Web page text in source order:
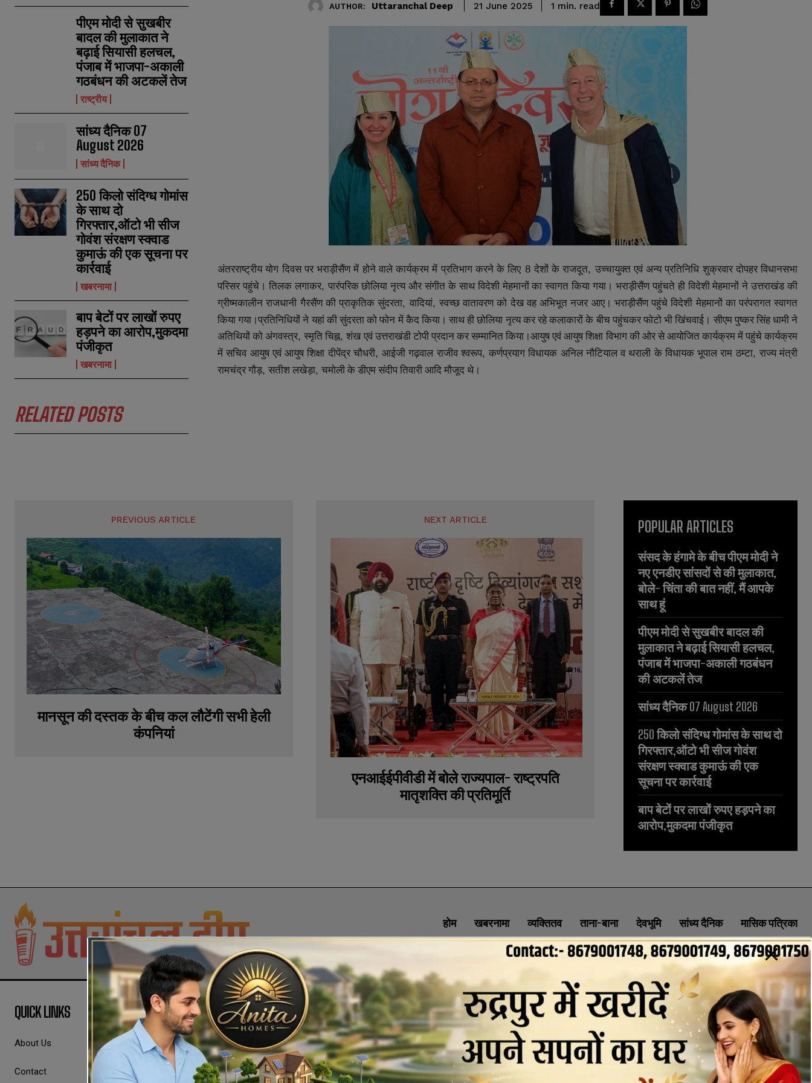
a
m
e
*
E
m
i
lu
m
b
e SUBMIT
a
m
e
*
E
m
i
lu
m
b
e SUBMIT
पीएम मोदी से सुखबीर
बादल की मुलाकात ने
बढ़ाई सियासी हलचल,
पंजाब में भाजपा-अकाली
गठबंधन की अटकलें तेज
राष्ट्रीय
सांध्य दैनिक 07
August 2026
सांध्य दैनिक
250 किलो संदिग्ध गोमांस
के साथ दो
गिरफ्तार,ऑटो भी सीज
गोवंश संरक्षण स्क्वाड
कुमाऊं की एक सूचना पर
कार्रवाई
खबरनामा
बाप बेटों पर लाखों रुपए
हड़पने का आरोप,मुकदमा
पंजीकृत
खबरनामा
RELATED POSTS
AUTHOR: Uttaranchal Deep 21 June 2025 1 min. read
अंतरराष्ट्रीय योग दिवस पर भराड़ीसैंण में होने वाले कार्यक्रम में प्रतिभाग करने के लिए 8 देशों के राजदूत, उच्चायुक्त एवं अन्य प्रतिनिधि शुक्रवार दोपहर विधानसभा
परिसर पहुंचे। तिलक लगाकर, पारंपरिक छोलिया नृत्य और संगीत के साथ विदेशी मेहमानों का स्वागत किया गया। भराड़ीसैंण पहुंचते ही विदेशी मेहमानों ने उत्तराखंड की
ग्रीष्मकालीन राजधानी गैरसैंण की प्राकृतिक सुंदरता, वादियां, स्वच्छ वातावरण को देख वह अभिभूत नजर आए। भराड़ीसैंण पहुंचे विदेशी मेहमानों का परंपरागत स्वागत
कियागया।प्रतिनिधियोंने यहांकीसुंदरताकोफोन मेंकैदकिया। साथहीछोलिया नृत्यकररहेकलाकारोंके बीचपहुंचकरफोटोभीखिंचवाई। सीएमपुष्करसिंहधामीने
अतिथियोंकोअंगवस्त्र,स्मृतिचिह्न,शंखएवंउत्तराखंडीटोपीप्रदानकरसम्मानितकिया।आयुषएवंआयुषशिक्षा विभागकीओरसेआयोजितकार्यक्रममेंपहुंचेकार्यक्रम
में सचिव आयुष एवं आयुष शिक्षा दीपेंद्र चौधरी, आईजी गढ़वाल राजीव श्वरूप, कर्णप्रयाग विधायक अनिल नौटियाल व थराली के विधायक भूपाल राम ठम्टा, राज्य मंत्री
रामचंद्रगौड़, सतीशलखेड़ा, चमोलीकेडीएमसंदीपतिवारीआदिमौजूद थे।
PREVIOUS ARTICLE
मानसून की दस्तक के बीच कल लौटेंगी सभी हेली
कंपनियां
NEXT ARTICLE
एनआईईपीवीडी में बोले राज्यपाल- राष्ट्रपति
मातृशक्ति की प्रतिमूर्ति
POPULAR ARTICLES
संसद के हंगामे के बीच पीएम मोदी ने
नए एनडीए सांसदों से की मुलाकात,
बोले- चिंता की बात नहीं, मैं आपके
साथ हूं
पीएम मोदी से सुखबीर बादल की
मुलाकात ने बढ़ाई सियासी हलचल,
पंजाब में भाजपा-अकाली गठबंधन
की अटकलें तेज
सांध्य दैनिक 07 August 2026
250 किलो संदिग्ध गोमांस के साथ दो
गिरफ्तार,ऑटो भी सीज गोवंश
संरक्षण स्क्वाड कुमाऊं की एक
सूचना पर कार्रवाई
बाप बेटों पर लाखों रुपए हड़पने का
आरोप,मुकदमा पंजीकृत
होम खबरनामा व्यक्तितव ताना-बाना देवभूमि सांध्य दैनिक मासिक पत्रिका
ABOUT CONTACT PRIVACY POLICY NEWSLETTER
QUICK LINKS
About Us
Contact
SOCIAL MEDIA CONTACT INFORMATION
uttaranchaldeep.news@gmail.com
SUBSCRIBE NOW